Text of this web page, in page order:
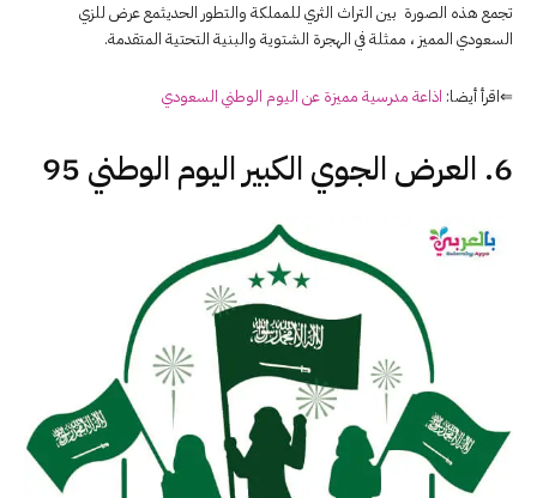
تجمع هذه الصورة بين التراث الثري للمملكة والتطور الحديثمع عرض للزي
السعودي المميز ، ممثلة في الهجرة الشتوية والبنية التحتية المتقدمة.
⇐اقرأ أيضا: اذاعة مدرسية مميزة عن اليوم الوطني السعودي
6. العرض الجوي الكبير اليوم الوطني 95